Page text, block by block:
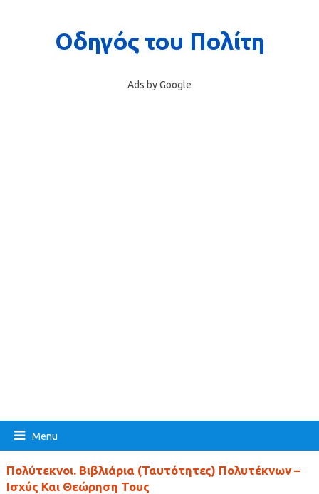
Ads by Google
Menu
Πολύτεκνοι. Βιβλιάρια (Ταυτότητες) Πολυτέκνων –
Ισχύς Και Θεώρηση Τους